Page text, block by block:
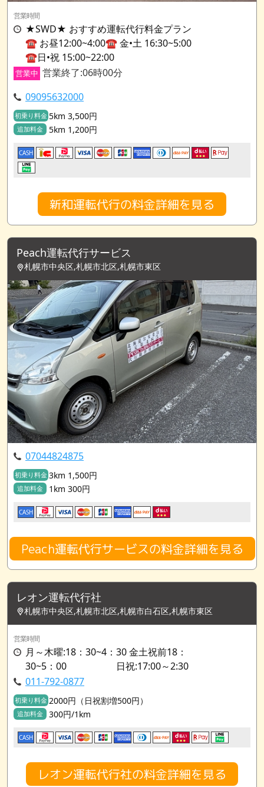
営業時間
★SWD★ おすすめ運転代行料金プラン
☎️ お昼12:00~4:00☎️ 金•土 16:30~5:00
☎️日•祝 15:00~22:00
営業中 営業終了:06時00分
09095632000
初乗り料金 5km 3,500円
追加料金 5km 1,200円
CASH
新和運転代行の料金詳細を見る
Peach運転代行サービス
札幌市中央区,札幌市北区,札幌市東区
07044824875
初乗り料金 3km 1,500円
追加料金 1km 300円
CASH
Peach運転代行サービスの料金詳細を見る
レオン運転代行社
札幌市中央区,札幌市北区,札幌市白石区,札幌市東区
営業時間
月～木曜:18：30~4：30 金土祝前18：
30~5：00 日祝:17:00～2:30
011-792-0877
初乗り料金 2000円（日祝割増500円）
追加料金 300円/1km
CASH
レオン運転代行社の料金詳細を見る